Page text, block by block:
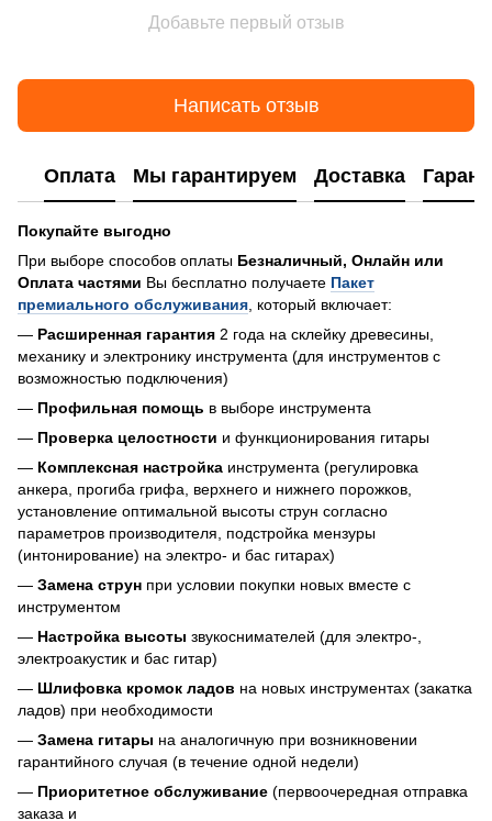
Добавьте первый отзыв
Написать отзыв
Оплата Мы гарантируем Доставка
Покупайте выгодно
При выборе способов оплаты Безналичный, Онлайн или
Оплата частями Вы бесплатно получаете Пакет
премиального обслуживания , который включает:
— Расширенная гарантия 2 года на склейку древесины,
механику и электронику инструмента (для инструментов с
возможностью подключения)
— Профильная помощь в выборе инструмента
— Проверка целостности и функционирования гитары
— Комплексная настройка инструмента (регулировка
анкера, прогиба грифа, верхнего и нижнего порожков,
установление оптимальной высоты струн согласно
параметров производителя, подстройка мензуры
(интонирование) на электро- и бас гитарах)
— Замена струн при условии покупки новых вместе с
инструментом
— Настройка высоты звукоснимателей (для электро-,
электроакустик и бас гитар)
— Шлифовка кромок ладов на новых инструментах (закатка
ладов) при необходимости
— Замена гитары на аналогичную при возникновении
гарантийного случая (в течение одной недели)
— Приоритетное обслуживание (первоочередная отправка
заказа и